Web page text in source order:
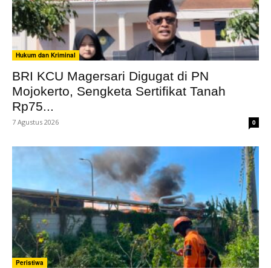
Hukum dan Kriminal
BRI KCU Magersari Digugat di PN
Mojokerto, Sengketa Sertifikat Tanah
Rp75...
7 Agustus 2026 0
Peristiwa